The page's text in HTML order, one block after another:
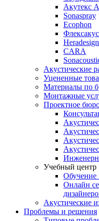
Акутекс
Sonaspray
Ecophon
Heradesign
CARA
Акустические
Уцененные
Материалы по
Монтажные
Проектное
Учебный центр
Обучение
Онлайн
Акустические
Проблемы и решения